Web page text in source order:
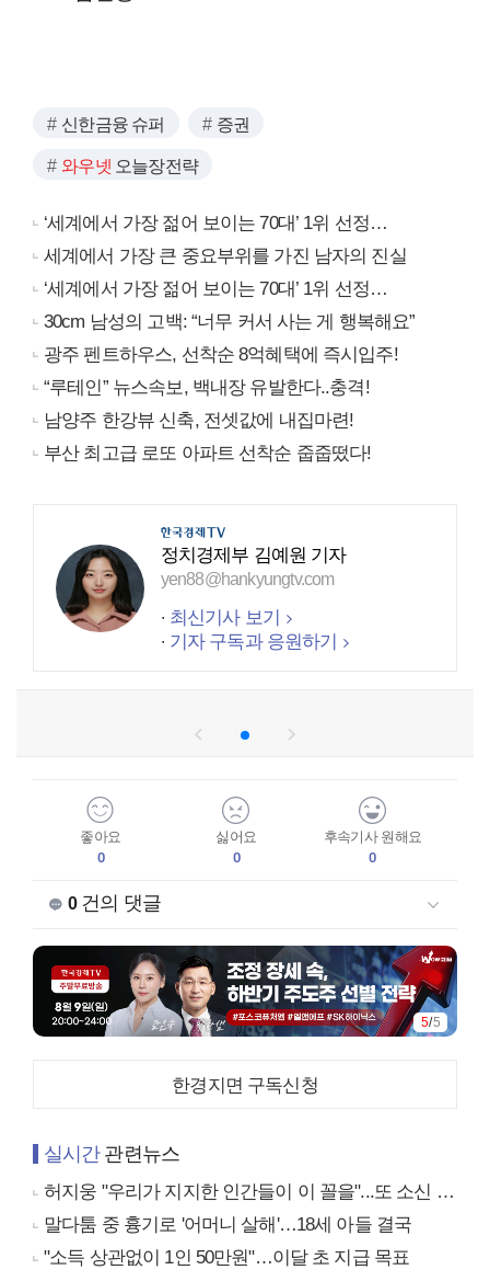
신한금융 슈퍼 증권
와우넷 오늘장전략
‘세계에서 가장 젊어 보이는 70대’ 1위 선정…
세계에서 가장 큰 중요부위를 가진 남자의 진실
‘세계에서 가장 젊어 보이는 70대’ 1위 선정…
30cm 남성의 고백: “너무 커서 사는 게 행복해요”
광주 펜트하우스, 선착순 8억혜택에 즉시입주!
“루테인” 뉴스속보, 백내장 유발한다..충격!
남양주 한강뷰 신축, 전셋값에 내집마련!
부산 최고급 로또 아파트 선착순 줍줍떴다!
정치경제부 김예원 기자
yen88@hankyungtv.com
최신기사 보기
기자 구독과 응원하기
좋아요
0
싫어요
0
후속기사 원해요
0
0건의 댓글
1/5
한경지면 구독신청
실시간관련뉴스
허지웅 "우리가 지지한 인간들이 이 꼴을"...또 소신 발언
말다툼 중 흉기로 '어머니 살해'…18세 아들 결국
"소득 상관없이 1인 50만원"…이달 초 지급 목표